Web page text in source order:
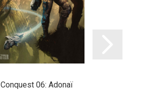
Conquest 06: Adonaï